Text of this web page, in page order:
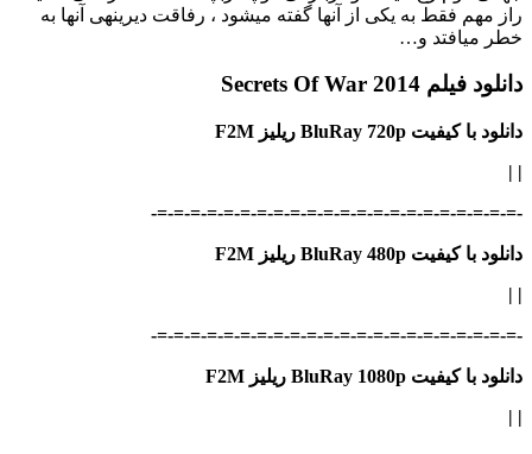
راز مهم فقط به یکی از آنها گفته می‎شود ، رفاقت دیرینه‎ی آنها به
خطر می‎افتد و…
دانلود فیلم Secrets Of War 2014
دانلود با کیفیت BluRay 720p ریلیز F2M
|
|
-=-=-=-=-=-=-=-=-=-=-=-=-=-=-=-=-=-=-=-=-=-=-
دانلود با کیفیت BluRay 480p ریلیز F2M
|
|
-=-=-=-=-=-=-=-=-=-=-=-=-=-=-=-=-=-=-=-=-=-=-
دانلود با کیفیت BluRay 1080p ریلیز F2M
|
|